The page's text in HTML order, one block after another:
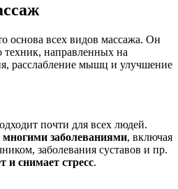
основа всех видов массажа. Он
техник, направленных на
расслабление мышц и улучшение
почти для всех людей.
многими заболеваниями, включая
заболевания суставов и пр.
и снимает стресс.